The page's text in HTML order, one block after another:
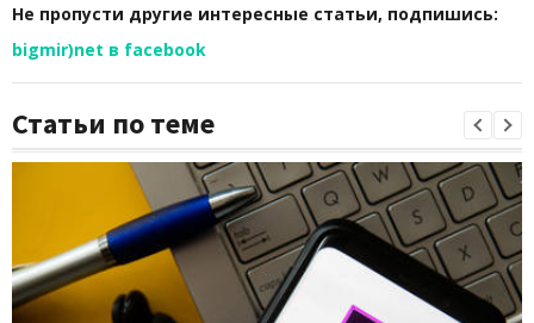
Не пропусти другие интересные статьи, подпишись:
bigmir)net в facebook
Статьи по теме